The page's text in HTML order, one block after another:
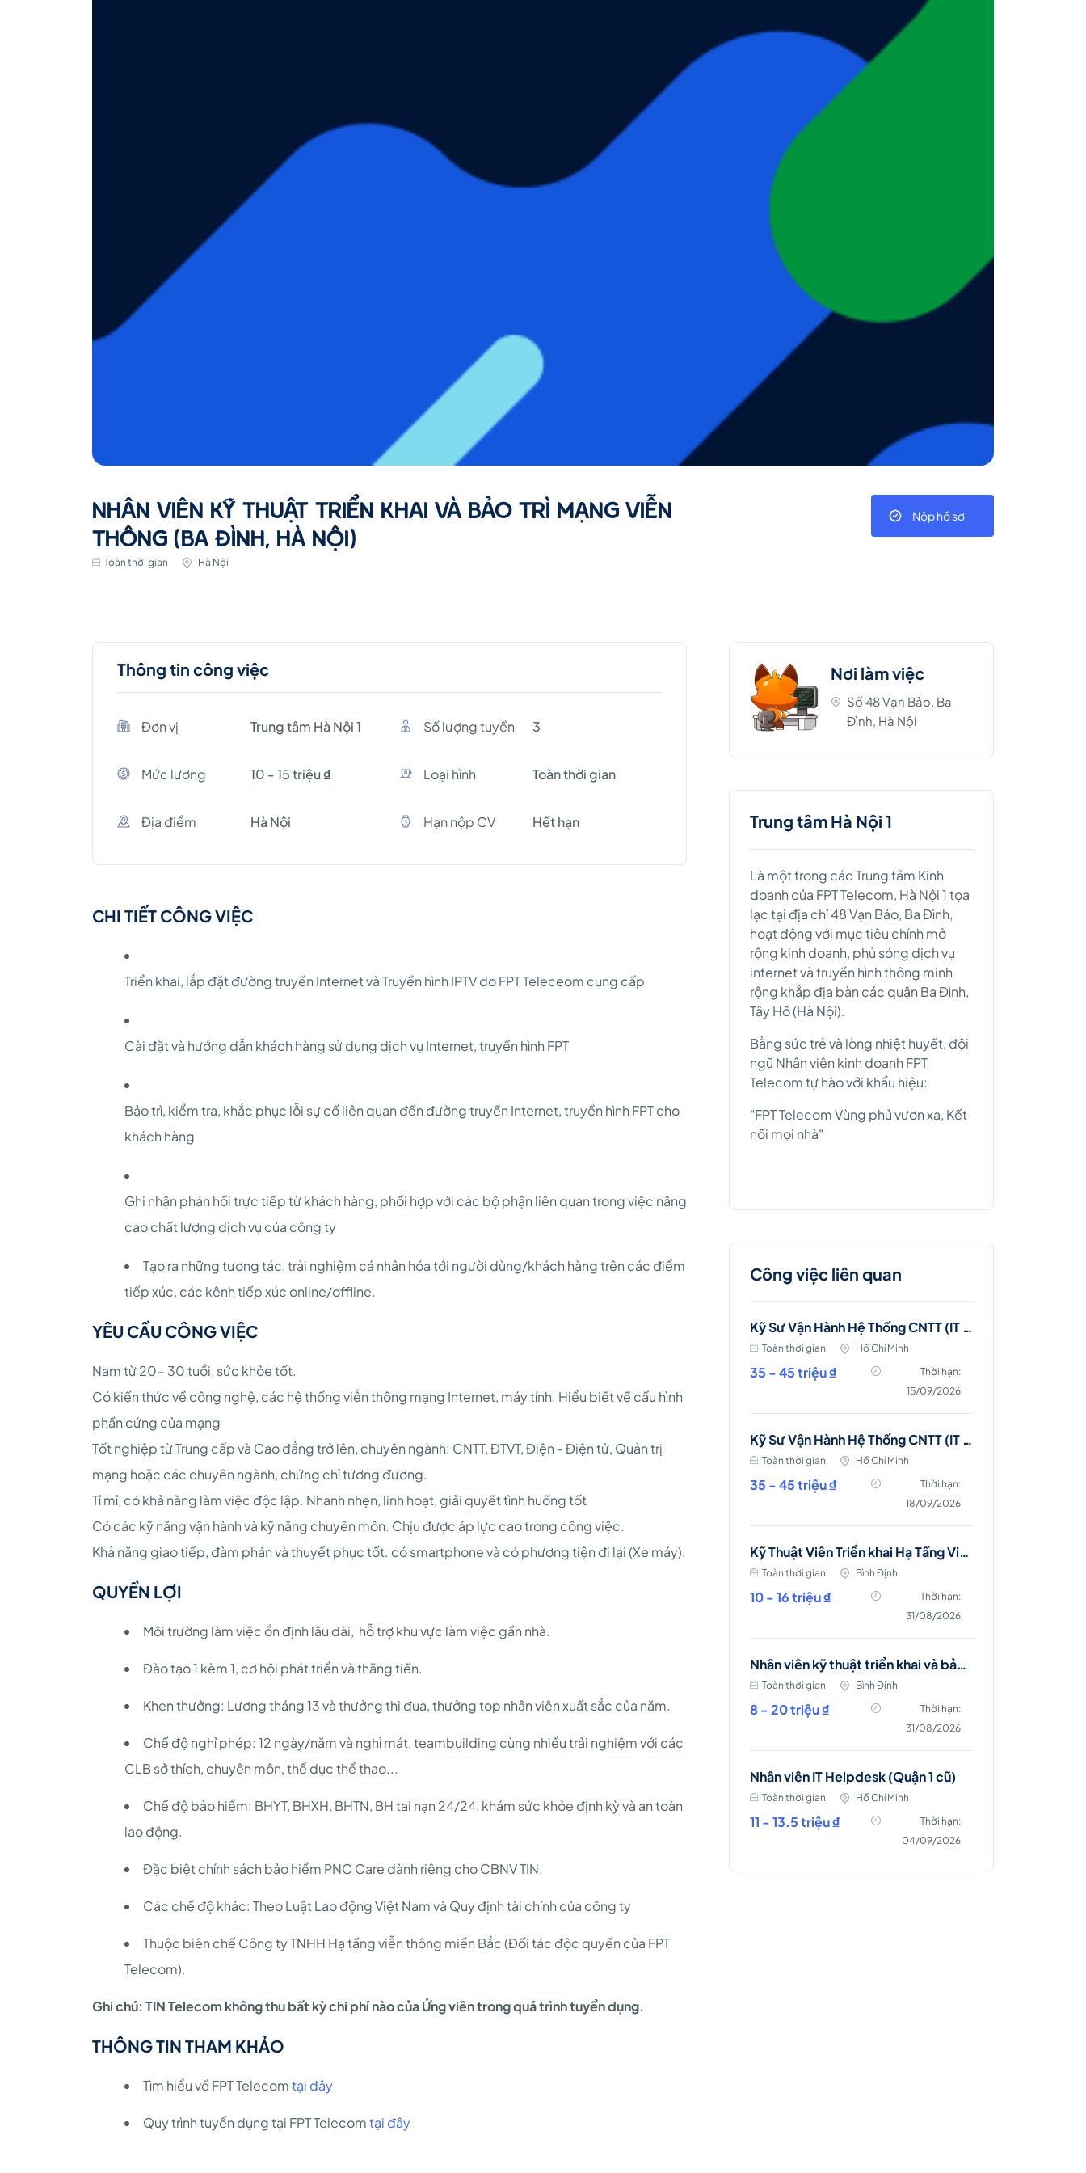
NHÂN VIÊN KỸ THUẬT TRIỂN KHAI VÀ BẢO TRÌ MẠNG VIỄN
THÔNG (BA ĐÌNH, HÀ NỘI)
Toàn thời gian Hà Nội
Nộp hồ sơ
Thông tin công việc
Đơn vị Trung tâm Hà Nội 1 Số lượng tuyền 3
Mức lương 10 - 15 triệu ₫ Loại hình Toàn thời gian
Địa điểm Hà Nội Hạn nộp CV Hết hạn
CHI TIẾT CÔNG VIỆC
Triển khai, lắp đặt đường truyền Internet và Truyền hình IPTV do FPT Teleceom cung cấp
Cài đặt và hướng dẫn khách hàng sử dụng dịch vụ Internet, truyền hình FPT
Bảo trì, kiểm tra, khắc phục lỗi sự cố liên quan đến đường truyền Internet, truyền hình FPT cho
khách hàng
Ghi nhận phản hồi trực tiếp từ khách hàng, phối hợp với các bộ phận liên quan trong việc nâng
cao chất lượng dịch vụ của công ty
Tạo ra những tương tác, trải nghiệm cá nhân hóa tới người dùng/khách hàng trên các điểm
tiếp xúc, các kênh tiếp xúc online/offline.
YÊU CẦU CÔNG VIỆC
Nam từ 20- 30 tuổi, sức khỏe tốt.
Có kiến thức về công nghệ, các hệ thống viễn thông mạng Internet, máy tính. Hiểu biết về cấu hình
phần cứng của mạng
Tốt nghiệp từ Trung cấp và Cao đẳng trở lên, chuyên ngành: CNTT, ĐTVT, Điện - Điện tử, Quản trị
mạng hoặc các chuyên ngành, chứng chỉ tương đương.
Tỉ mỉ, có khả năng làm việc độc lập. Nhanh nhẹn, linh hoạt, giải quyết tình huống tốt
Có các kỹ năng vận hành và kỹ năng chuyên môn. Chịu được áp lực cao trong công việc.
Khả năng giao tiếp, đàm phán và thuyết phục tốt. có smartphone và có phương tiện đi lại (Xe máy).
QUYỀN LỢI
Môi trường làm việc ổn định lâu dài, hỗ trợ khu vực làm việc gần nhà.
Đào tạo 1 kèm 1, cơ hội phát triển và thăng tiến.
Khen thưởng: Lương tháng 13 và thưởng thi đua, thưởng top nhân viên xuất sắc của năm.
Chế độ nghỉ phép: 12 ngày/năm và nghỉ mát, teambuilding cùng nhiều trải nghiệm với các
CLB sở thích, chuyên môn, thể dục thể thao...
Chế độ bảo hiểm: BHYT, BHXH, BHTN, BH tai nạn 24/24, khám sức khỏe định kỳ và an toàn
lao động.
Đặc biệt chính sách bảo hiểm PNC Care dành riêng cho CBNV TIN.
Các chế độ khác: Theo Luật Lao động Việt Nam và Quy định tài chính của công ty
Thuộc biên chế Công ty TNHH Hạ tầng viễn thông miền Bắc (Đối tác độc quyền của FPT
Telecom).
Ghi chú: TIN Telecom không thu bất kỳ chi phí nào của Ứng viên trong quá trình tuyển dụng.
THÔNG TIN THAM KHẢO
Tìm hiểu về FPT Telecomtại đây
Quy trình tuyển dụng tại FPT Telecomtại đây
Nơi làm việc
Số 48 Vạn Bảo, Ba
Đình, Hà Nội
Trung tâm Hà Nội 1
Là một trong các Trung tâm Kinh
doanh của FPT Telecom, Hà Nội 1 tọa
lạc tại địa chỉ 48 Vạn Bảo, Ba Đình,
hoạt động với mục tiêu chính mở
rộng kinh doanh, phủ sóng dịch vụ
internet và truyền hình thông minh
rộng khắp địa bàn các quận Ba Đình,
Tây Hồ (Hà Nội).
Bằng sức trẻ và lòng nhiệt huyết, đội
ngũ Nhân viên kinh doanh FPT
Telecom tự hào với khẩu hiệu:
"FPT Telecom Vùng phủ vươn xa, Kết
nối mọi nhà"
Công việc liên quan
Kỹ Sư Vận Hành Hệ Thống CNTT (IT Server & Database Engineer)
Toàn thời gian Hồ Chí Minh
35 - 45 triệu ₫
Thời hạn:
15/09/2026
Kỹ Sư Vận Hành Hệ Thống CNTT (IT Server and Storage Engineer)
Toàn thời gian Hồ Chí Minh
35 - 45 triệu ₫
Thời hạn:
18/09/2026
Kỹ Thuật Viên Triển khai Hạ Tầng Viễn thông (Phù Mỹ, Phù Cát, Hoài Nhơn)
Toàn thời gian Bình Định
10 - 16 triệu ₫
Thời hạn:
31/08/2026
Nhân viên kỹ thuật triển khai và bảo trì mạng viễn thông (Phù Mỹ, Phù Cát, Hoài Nhơn)
Toàn thời gian Bình Định
8 - 20 triệu ₫
Thời hạn:
31/08/2026
Nhân viên IT Helpdesk (Quận 1 cũ)
Toàn thời gian Hồ Chí Minh
11 - 13.5 triệu ₫
Thời hạn:
04/09/2026